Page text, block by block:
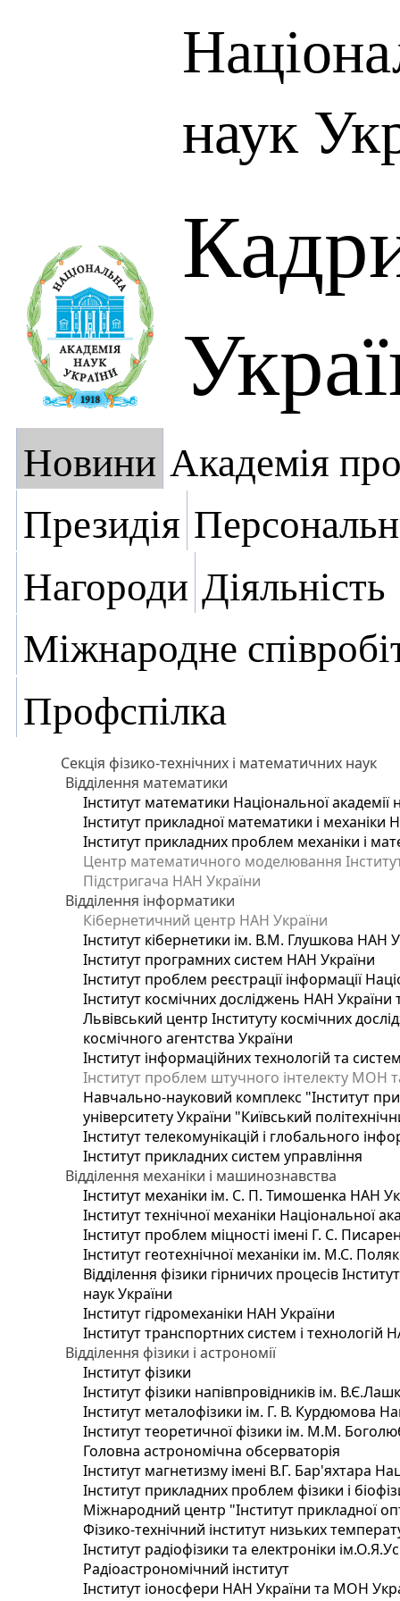
наук
Новини Академія
Президія
Нагороди Діяльність
Міжнародне
Профспілка
Секція фізико-технічних і математичних наук
Відділення математики
Інститут математики Національної академії
Інститут прикладної математики і механіки
Інститут прикладних проблем механіки і
Центр математичного моделювання
Підстригача НАН України
Відділення інформатики
Кібернетичний центр НАН України
Інститут кібернетики ім. В.М. Глушкова НАН
Інститут програмних систем НАН України
Інститут проблем реєстрації інформації
Інститут космічних досліджень НАН України
Львівський центр Інституту космічних
космічного агентства України
Інститут інформаційних технологій та
Інститут проблем штучного інтелекту МОН
Навчально-науковий комплекс "Інститут
університету України "Київський
Інститут телекомунікацій і глобального
Інститут прикладних систем управління
Відділення механіки і машинознавства
Інститут механіки ім. С. П. Тимошенка НАН
Інститут технічної механіки Національної
Інститут проблем міцності імені Г. С.
Інститут геотехнічної механіки ім. М.С.
Відділення фізики гірничих процесів
наук України
Інститут гідромеханіки НАН України
Інститут транспортних систем і технологій
Відділення фізики і астрономії
Інститут фізики
Інститут фізики напівпровідників ім.
Інститут металофізики ім. Г. В. Курдюмова
Інститут теоретичної фізики ім. М.М.
Головна астрономічна обсерваторія
Інститут магнетизму імені В.Г. Бар'яхтара
Інститут прикладних проблем фізики і
Міжнародний центр "Інститут прикладної
Фізико-технічний інститут низьких
Інститут радіофізики та електроніки
Радіоастрономічний інститут
Інститут іоносфери НАН України та МОН